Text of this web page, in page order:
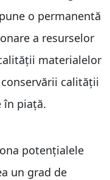
o permanentă
a resurselor
materialelor
calității
în piață.
potențialele
un grad de